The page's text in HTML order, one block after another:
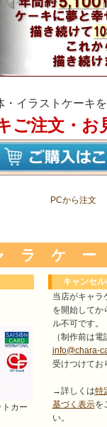
・イラストケーキ
ご注文・お
PCから注文
ラ ケ
カー
キャンセル
当店がキャラ
を開始してか
ル不可です。
（制作前は
info@chara-
受けつけてお
→詳しくは特
基づく表示を
い。